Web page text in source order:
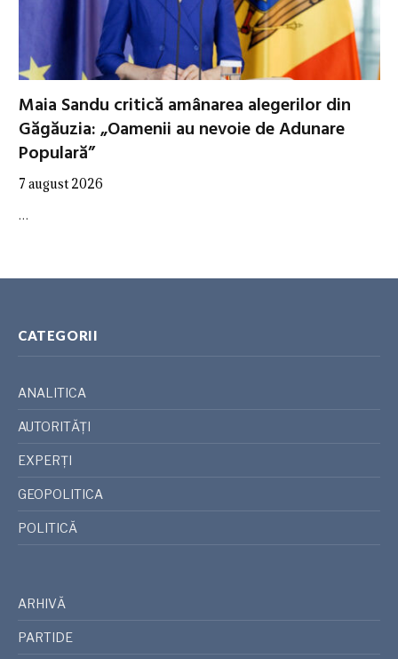
Maia Sandu critică amânarea alegerilor din
Găgăuzia: „Oamenii au nevoie de Adunare
Populară”
7 august 2026
…
CATEGORII
ANALITICA
AUTORITĂȚI
EXPERȚI
GEOPOLITICA
POLITICĂ
ARHIVĂ
PARTIDE